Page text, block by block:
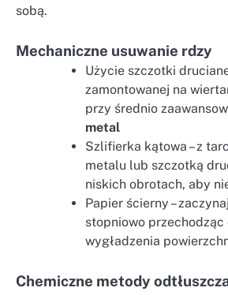
sobą.
Mechaniczne usuwanie rdzy
Użycie szczotki
zamontowanej na
przy średnio
metal
Szlifierka kątowa – z
metalu lub szczotką
niskich obrotach, aby
Papier ścierny –
stopniowo przechodząc
wygładzenia
Chemiczne metody